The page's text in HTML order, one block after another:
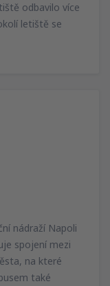
odbavilo více
letiště se
nádraží Napoli
spojení mezi
na které
také